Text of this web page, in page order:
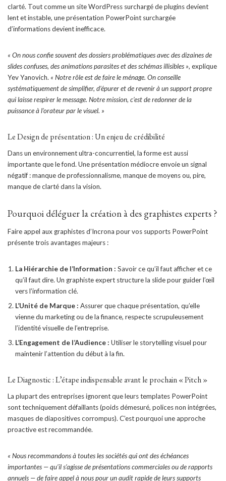
clarté. Tout comme un site WordPress surchargé de plugins devient
lent et instable, une présentation PowerPoint surchargée
d’informations devient inefficace.
« On nous confie souvent des dossiers problématiques avec des dizaines de
slides confuses, des animations parasites et des schémas illisibles », explique
Yev Yanovich. « Notre rôle est de faire le ménage. On conseille
systématiquement de simplifier, d’épurer et de revenir à un support propre
qui laisse respirer le message. Notre mission, c’est de redonner de la
puissance à l’orateur par le visuel. »
Le Design de présentation : Un enjeu de crédibilité
Dans un environnement ultra-concurrentiel, la forme est aussi
importante que le fond. Une présentation médiocre envoie un signal
négatif : manque de professionnalisme, manque de moyens ou, pire,
manque de clarté dans la vision.
Pourquoi déléguer la création à des graphistes experts ?
Faire appel aux graphistes d’Incrona pour vos supports PowerPoint
présente trois avantages majeurs :
La Hiérarchie de l’Information : Savoir ce qu’il faut afficher et ce
qu’il faut dire. Un graphiste expert structure la slide pour guider l’œil
vers l’information clé.
L’Unité de Marque : Assurer que chaque présentation, qu’elle
vienne du marketing ou de la finance, respecte scrupuleusement
l’identité visuelle de l’entreprise.
L’Engagement de l’Audience : Utiliser le storytelling visuel pour
maintenir l’attention du début à la fin.
Le Diagnostic : L’étape indispensable avant le prochain « Pitch »
La plupart des entreprises ignorent que leurs templates PowerPoint
sont techniquement défaillants (poids démesuré, polices non intégrées,
masques de diapositives corrompus). C’est pourquoi une approche
proactive est recommandée.
« Nous recommandons à toutes les sociétés qui ont des échéances
importantes — qu’il s’agisse de présentations commerciales ou de rapports
annuels — de faire appel à nous pour un audit rapide de leurs supports